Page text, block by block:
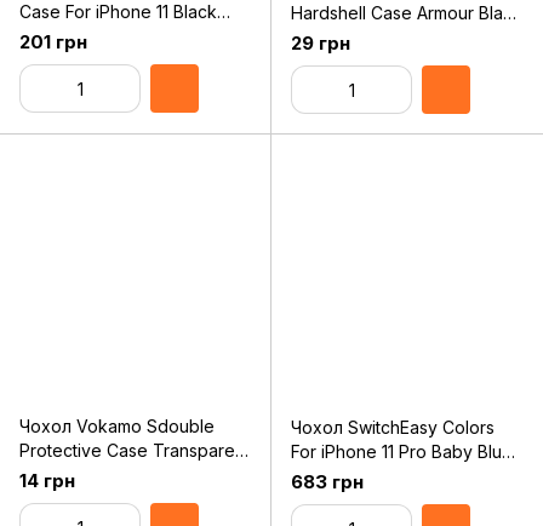
Case For iPhone 11 Black
(WPC-105)
201 грн
Hardshell Case Armour Black
for iPhone 11 Pro
(99MO113003)
29 грн
Чохол Vokamo Sdouble
Protective Case Transparent
for iPhone 11 Pro
(VKM00216)
14 грн
Чохол SwitchEasy Colors
For iPhone 11 Pro Baby Blue
(GS-103-75-139-42)
683 грн